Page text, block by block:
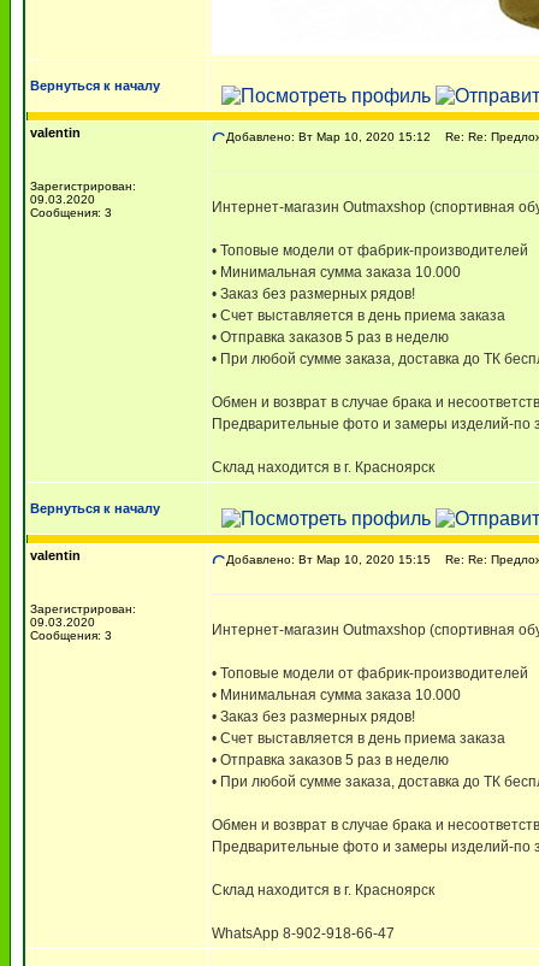
Вернуться к началу
valentin
Зарегистрирован:
09.03.2020
Сообщения: 3
Добавлено: Вт Мар 10, 2020 15:12 Re: Re:
Интернет-магазин Outmaxshop (спортивная
• Топовые модели от фабрик-производителей
• Минимальная сумма заказа 10.000
• Заказ без размерных рядов!
• Счет выставляется в день приема заказа
• Отправка заказов 5 раз в неделю
• При любой сумме заказа, доставка до ТК
Обмен и возврат в случае брака и
Предварительные фото и замеры изделий-по
Склад находится в г. Красноярск
Вернуться к началу
valentin
Зарегистрирован:
09.03.2020
Сообщения: 3
Добавлено: Вт Мар 10, 2020 15:15 Re: Re:
Интернет-магазин Outmaxshop (спортивная
• Топовые модели от фабрик-производителей
• Минимальная сумма заказа 10.000
• Заказ без размерных рядов!
• Счет выставляется в день приема заказа
• Отправка заказов 5 раз в неделю
• При любой сумме заказа, доставка до ТК
Обмен и возврат в случае брака и
Предварительные фото и замеры изделий-по
Склад находится в г. Красноярск
WhatsApp 8-902-918-66-47